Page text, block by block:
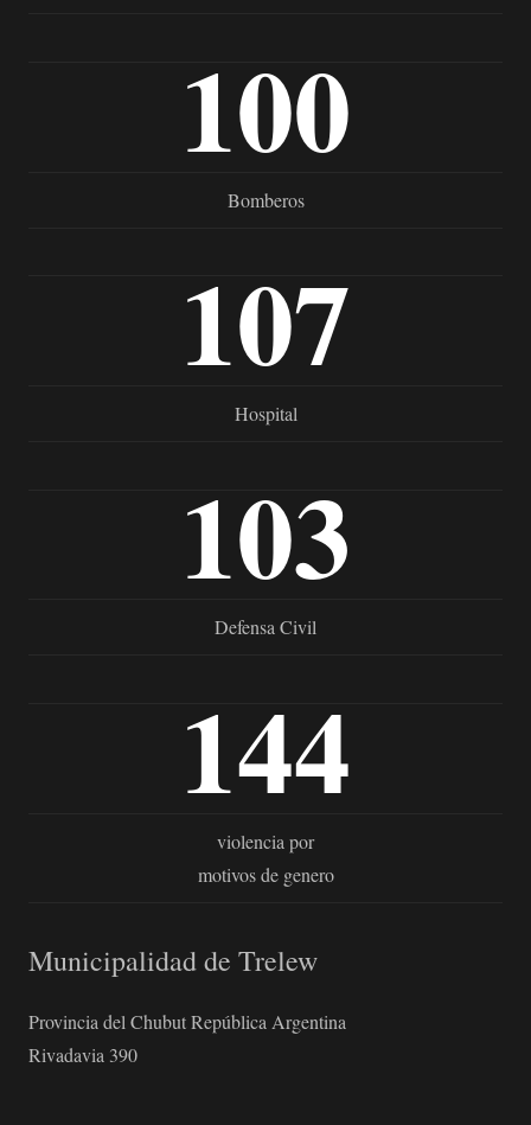
100
Bomberos
107
Hospital
103
Defensa Civil
144
violencia por
motivos de genero
Municipalidad de Trelew
Provincia del Chubut República Argentina
Rivadavia 390